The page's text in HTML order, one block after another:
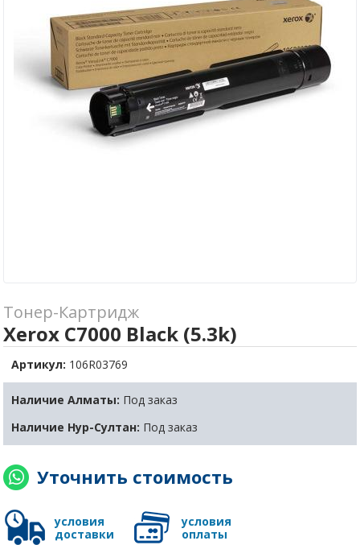
Тонер-Картридж
Xerox C7000 Black (5.3k)
Артикул: 106R03769
Наличие Алматы: Под заказ
Наличие Нур-Султан: Под заказ
Уточнить стоимость
условия
доставки
условия
оплаты